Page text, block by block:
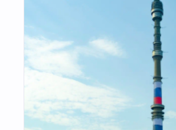
Запись осуществляется
эксперименты проводятся под
специалистов с соблюдением
безопасности.